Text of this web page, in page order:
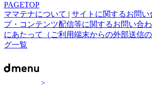
PAGETOP
ママテナについて | サイトに関するお問い
プ・コンテンツ配信等に関するお問い合
にあたって（ご利用端末からの外部送信
グ一覧
>